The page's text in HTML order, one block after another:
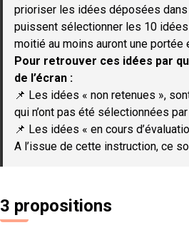
prioriser les idées déposées
puissent sélectionner les 10
moitié au moins auront une portée
Pour retrouver ces idées par
de l’écran :
📌 Les idées « non retenues »,
qui n’ont pas été sélectionnées
📌 Les idées « en cours
A l’issue de cette instruction, ce
3 propositions